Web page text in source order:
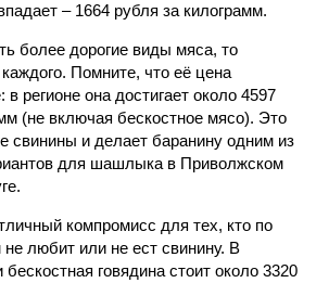
– 1664 рубля за килограмм.
более дорогие виды мяса, то
Помните, что её цена
регионе она достигает около 4597
(не включая бескостное мясо). Это
свинины и делает баранину одним из
для шашлыка в Приволжском
компромисс для тех, кто по
не любит или не ест свинину. В
бескостная говядина стоит около 3320